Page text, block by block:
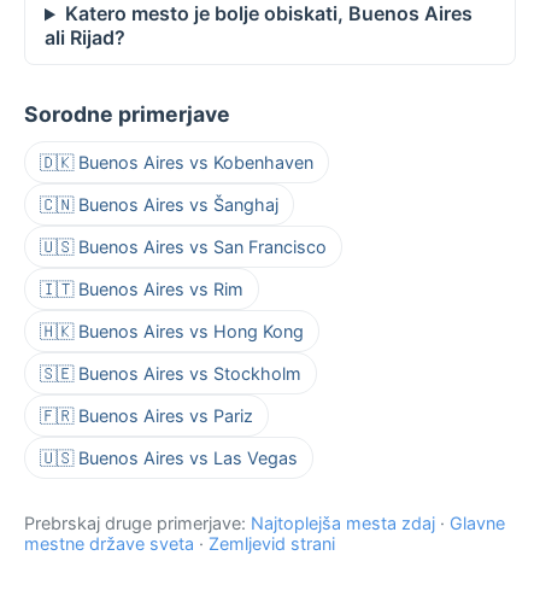
Katero mesto je bolje obiskati, Buenos Aires
ali Rijad?
Sorodne primerjave
🇩🇰 Buenos Aires vs Kobenhaven
🇨🇳 Buenos Aires vs Šanghaj
🇺🇸 Buenos Aires vs San Francisco
🇮🇹 Buenos Aires vs Rim
🇭🇰 Buenos Aires vs Hong Kong
🇸🇪 Buenos Aires vs Stockholm
🇫🇷 Buenos Aires vs Pariz
🇺🇸 Buenos Aires vs Las Vegas
Prebrskaj druge primerjave: Najtoplejša mesta zdaj · Glavne
mestne države sveta · Zemljevid strani